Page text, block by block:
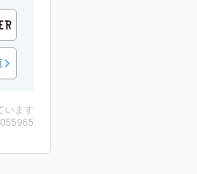
います